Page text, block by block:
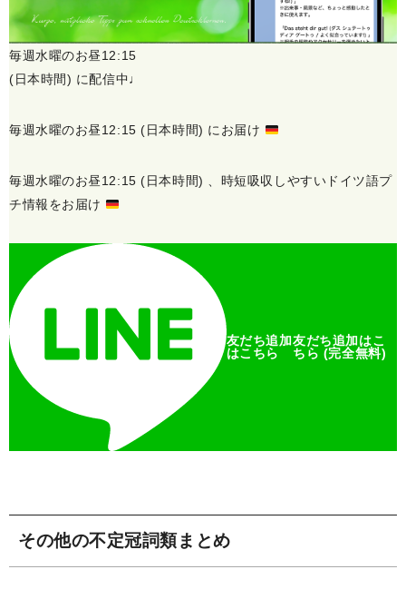
毎週水曜のお昼12:15
(日本時間) に配信中♩
毎週水曜のお昼12:15 (日本時間) にお届け
毎週水曜のお昼12:15 (日本時間) 、 時短吸収しやすい ドイツ語プ
チ情報をお届け
友だち追加
はこちら
友だち追加はこ
ちら (完全無料)
その他の不定冠詞類まとめ